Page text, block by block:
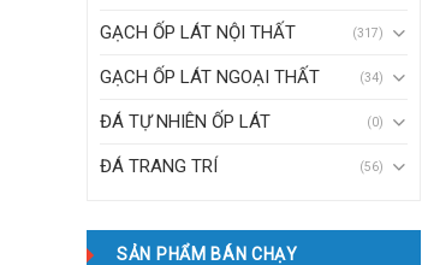
GẠCH ỐP LÁT NỘI THẤT (317)
GẠCH ỐP LÁT NGOẠI THẤT (34)
ĐÁ TỰ NHIÊN ỐP LÁT (0)
ĐÁ TRANG TRÍ (56)
SẢN PHẨM BÁN CHẠY